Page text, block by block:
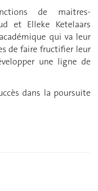
de maitres-
et Elleke Ketelaars
qui va leur
de faire fructifier leur
une ligne de
dans la poursuite